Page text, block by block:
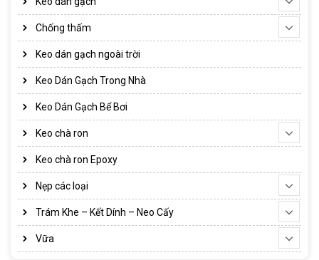
Chống thấm
Keo dán gạch ngoài trời
Keo Dán Gạch Trong Nhà
Keo Dán Gạch Bể Bơi
Keo chà ron
Keo chà ron Epoxy
Nẹp các loại
Trám Khe – Kết Dính – Neo Cấy
Vữa